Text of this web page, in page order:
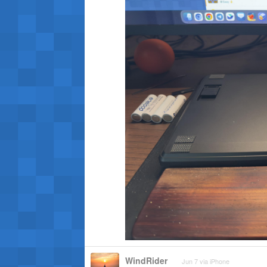
WindRider Jun 7 via iPhone